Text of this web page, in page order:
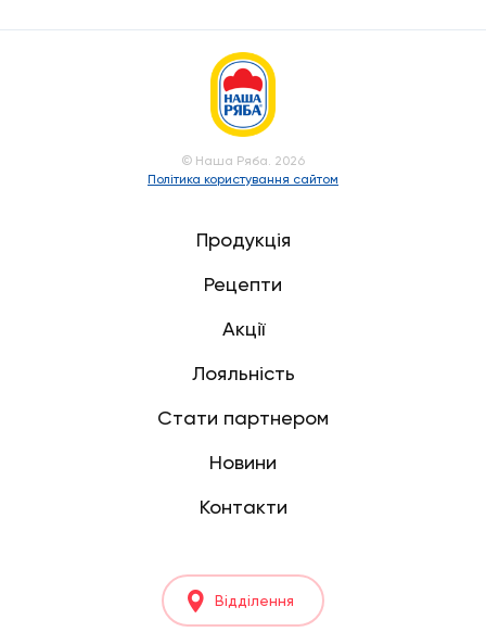
© Наша Ряба. 2026
Політика користування сайтом
Продукція
Рецепти
Акції
Лояльність
Стати партнером
Новини
Контакти
Відділення